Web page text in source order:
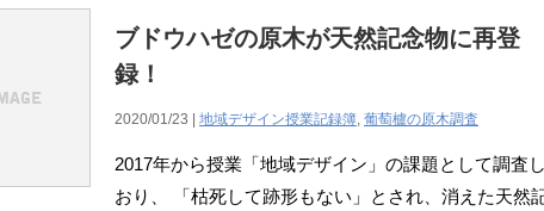
ブドウハゼの原木が天然記念物に再登
録！
2020/01/23 | 地域デザイン授業記録簿, 葡萄櫨の原木調査
2017年から授業「地域デザイン」の課題として調査
おり、 「枯死して跡形もない」とされ、消えた天然